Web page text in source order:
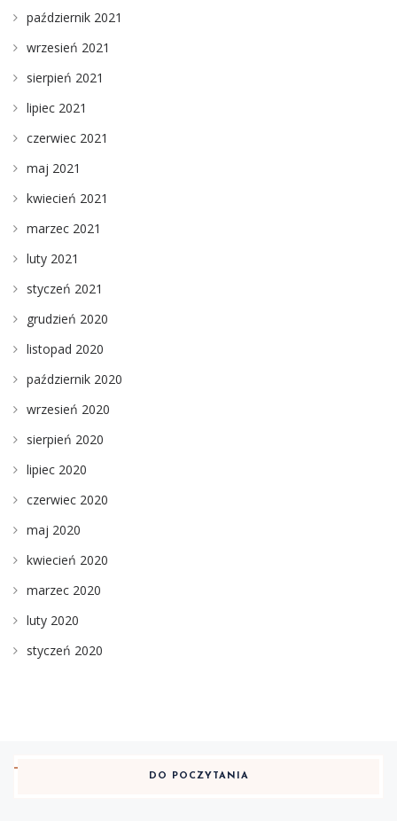
październik 2021
wrzesień 2021
sierpień 2021
lipiec 2021
czerwiec 2021
maj 2021
kwiecień 2021
marzec 2021
luty 2021
styczeń 2021
grudzień 2020
listopad 2020
październik 2020
wrzesień 2020
sierpień 2020
lipiec 2020
czerwiec 2020
maj 2020
kwiecień 2020
marzec 2020
luty 2020
styczeń 2020
DO POCZYTANIA